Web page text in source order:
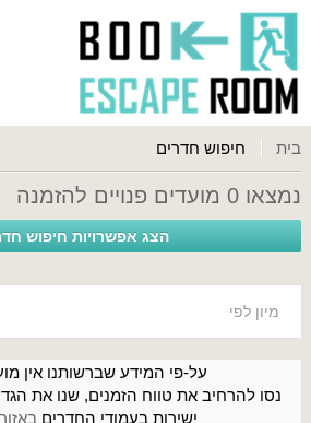
בית חיפוש חדרים
נמצאו 0 מועדים פנויים להזמנה
מיון לפי
על-פי המידע שברשותנו אין
נסו להרחיב את טווח הזמנים, שנו את
ישירות בעמודי החדרים